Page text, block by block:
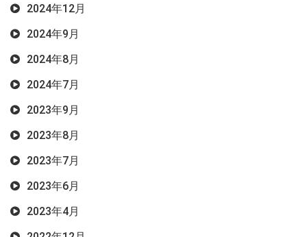
2024年12月
2024年9月
2024年8月
2024年7月
2023年9月
2023年8月
2023年7月
2023年6月
2023年4月